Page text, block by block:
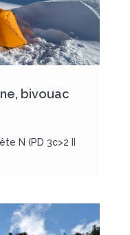
bivouac
N (PD 3c>2 II